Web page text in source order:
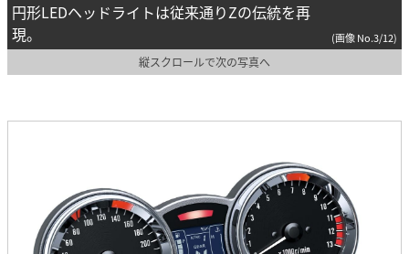
円形LEDヘッドライトは従来通りZの伝統を再
現。
(画像 No.3/12)
縦スクロールで次の写真へ